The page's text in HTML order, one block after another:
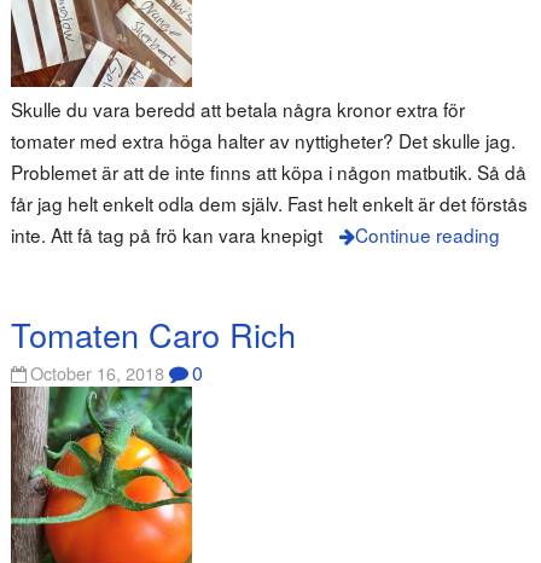
Skulle du vara beredd att betala några kronor extra för
tomater med extra höga halter av nyttigheter? Det skulle jag.
Problemet är att de inte finns att köpa i någon matbutik. Så då
får jag helt enkelt odla dem själv. Fast helt enkelt är det förstås
inte. Att få tag på frö kan vara knepigt
Continue reading
Tomaten Caro Rich
October 16, 2018 0